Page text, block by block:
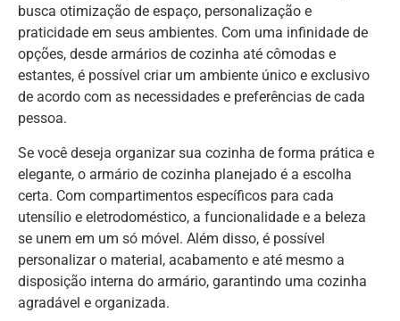
busca otimização de espaço, personalização e
praticidade em seus ambientes. Com uma infinidade de
opções, desde armários de cozinha até cômodas e
estantes, é possível criar um ambiente único e exclusivo
de acordo com as necessidades e preferências de cada
pessoa.
Se você deseja organizar sua cozinha de forma prática e
elegante, o armário de cozinha planejado é a escolha
certa. Com compartimentos específicos para cada
utensílio e eletrodoméstico, a funcionalidade e a beleza
se unem em um só móvel. Além disso, é possível
personalizar o material, acabamento e até mesmo a
disposição interna do armário, garantindo uma cozinha
agradável e organizada.